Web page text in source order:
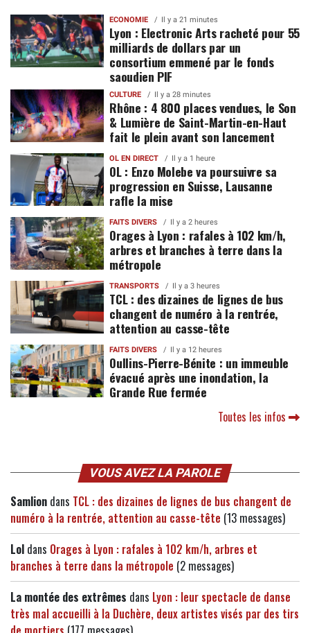
ECONOMIE Il y a 21 minutes
Lyon : Electronic Arts racheté pour 55
milliards de dollars par un
consortium emmené par le fonds
saoudien PIF
CULTURE Il y a 28 minutes
Rhône : 4 800 places vendues, le Son
& Lumière de Saint-Martin-en-Haut
fait le plein avant son lancement
OL EN DIRECT Il y a 1 heure
OL : Enzo Molebe va poursuivre sa
progression en Suisse, Lausanne
rafle la mise
FAITS DIVERS Il y a 2 heures
Orages à Lyon : rafales à 102 km/h,
arbres et branches à terre dans la
métropole
TRANSPORTS Il y a 3 heures
TCL : des dizaines de lignes de bus
changent de numéro à la rentrée,
attention au casse-tête
FAITS DIVERS Il y a 12 heures
Oullins-Pierre-Bénite : un immeuble
évacué après une inondation, la
Grande Rue fermée
Toutes les infos
VOUS AVEZ LA PAROLE
Samlion dans TCL : des dizaines de lignes de bus changent de
numéro à la rentrée, attention au casse-tête (13 messages)
Lol dans Orages à Lyon : rafales à 102 km/h, arbres et
branches à terre dans la métropole (2 messages)
La montée des extrêmes dans Lyon : leur spectacle de danse
très mal accueilli à la Duchère, deux artistes visés par des tirs